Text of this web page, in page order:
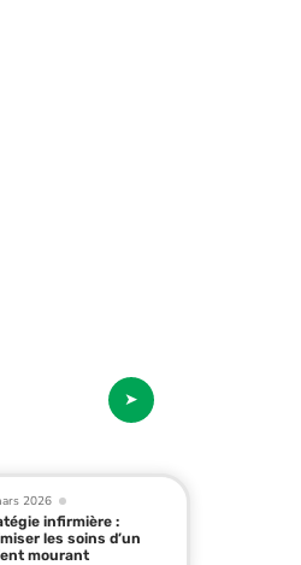
2026
infirmière :
les soins d’un
mourant